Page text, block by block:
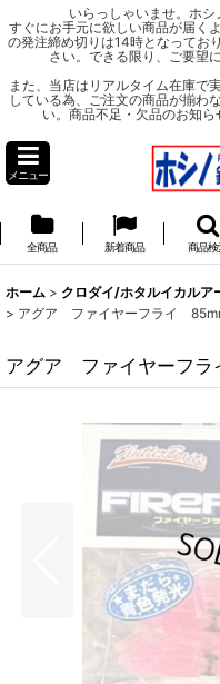
いらっしゃいませ。ホシ
すぐにお手元に欲しい商品が届く
の発注締め切りは14時となってお
さい。できる限り、ご要望
また、当店はリアルタイム在庫で
している為、ご注文の商品が揃わ
い。商品不足・欠品のお知ら
メニュー
全商品 新着商品 商品検
ホーム > クロダイ/ホタルイカルア
> アグア ファイヤーフライ
アグア ファイヤーフ